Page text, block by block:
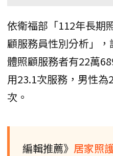
依衛福部「112年長期
顧服務員性別分析」
體照顧服務者有22萬
用23.1次服務，男性
次。
編輯推薦》 居家照